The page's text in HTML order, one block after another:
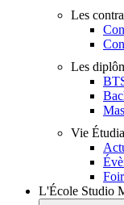
Les
Les
Vie
L'École Studio